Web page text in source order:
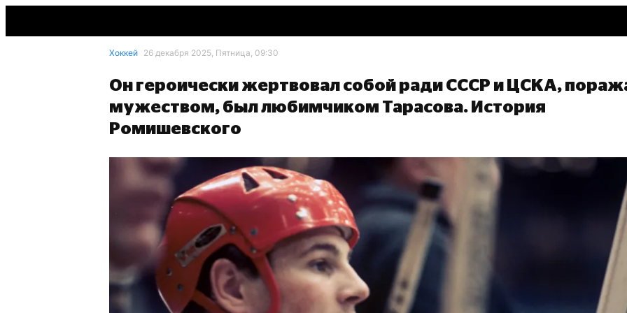
Хоккей 26 декабря 2025, Пятница, 09:30
Он героически жертвовал собой ради СССР и ЦСКА,
мужеством, был любимчиком Тарасова. История
Ромишевского